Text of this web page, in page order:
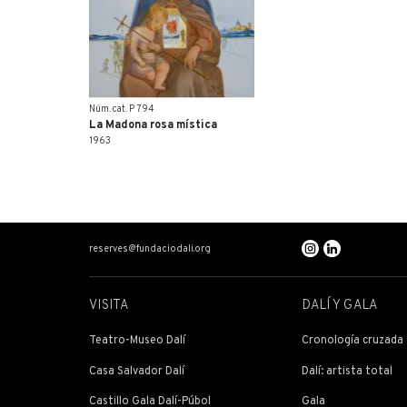
Núm. cat. P 794
La Madona rosa mística
1963
reserves@fundaciodali.org
VISITA
Teatro-Museo Dalí
Casa Salvador Dalí
Castillo Gala Dalí-Púbol
DALÍ Y GALA
Cronología cruzada
Dalí: artista total
Gala